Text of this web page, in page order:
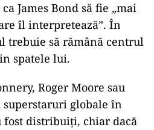
James Bond să fie „mai
îl interpretează”. În
trebuie să rămână centrul
spatele lui.
Roger Moore sau
globale în
distribuiți, chiar dacă